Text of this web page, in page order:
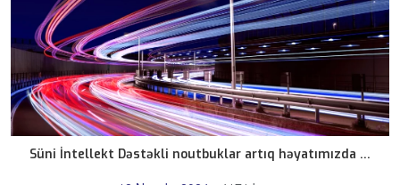
Süni İntellekt Dəstəkli noutbuklar artıq həyatımızda ...